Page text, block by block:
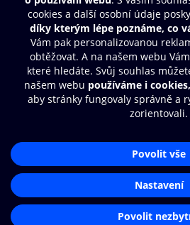
Moje O2 Knihovna
Další zábava
© O2 Czech Republic a.s.
Přístupnost
Zásady zpracování osobních údajů
Nastavení cookies
Čti a
audioknihy